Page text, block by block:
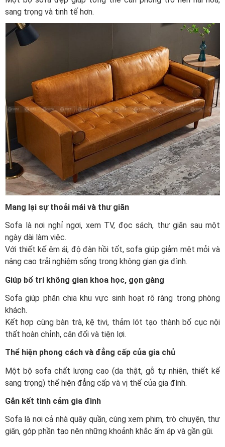
sang trọng và tinh tế hơn.
Mang lại sự thoải mái và thư giãn
Sofa là nơi nghỉ ngơi, xem TV, đọc sách, thư giãn sau một
ngày dài làm việc.
Với thiết kế êm ái, độ đàn hồi tốt, sofa giúp giảm mệt mỏi và
nâng cao trải nghiệm sống trong không gian gia đình.
Giúp bố trí không gian khoa học, gọn gàng
Sofa giúp phân chia khu vực sinh hoạt rõ ràng trong phòng
khách.
Kết hợp cùng bàn trà, kệ tivi, thảm lót tạo thành bố cục nội
thất hoàn chỉnh, cân đối và tiện lợi.
Thể hiện phong cách và đẳng cấp của gia chủ
Một bộ sofa chất lượng cao (da thật, gỗ tự nhiên, thiết kế
sang trọng) thể hiện đẳng cấp và vị thế của gia đình.
Gắn kết tình cảm gia đình
Sofa là nơi cả nhà quây quần, cùng xem phim, trò chuyện, thư
giãn, góp phần tạo nên những khoảnh khắc ấm áp và gần gũi.